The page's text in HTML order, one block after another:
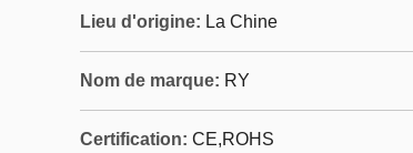
Lieu d'origine: La Chine
Nom de marque: RY
Certification: CE,ROHS